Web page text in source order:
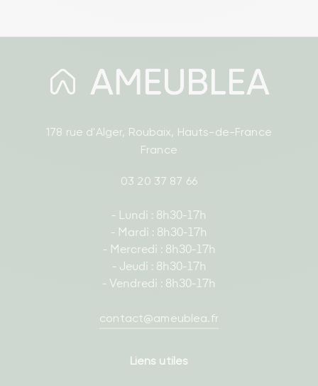
178 rue d'Alger, Roubaix, Hauts-de-France
France
03 20 37 87 66
- Lundi : 8h30-17h
- Mardi : 8h30-17h
- Mercredi : 8h30-17h
- Jeudi : 8h30-17h
- Vendredi : 8h30-17h
contact@ameublea.fr
Liens utiles